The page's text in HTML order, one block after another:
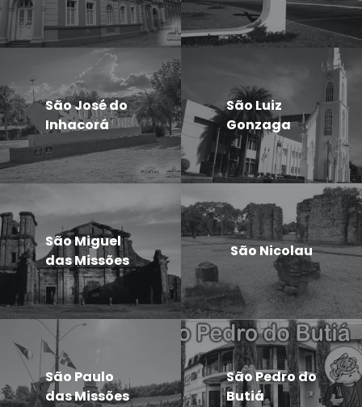
São José do
Inhacorá
São Luiz
Gonzaga
São Miguel
das Missões
São Nicolau
São Paulo
das Missões
São Pedro do
Butiá